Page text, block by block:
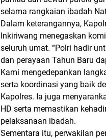
selama rangkaian ibadah
Dalam keterangannya,
Inkiriwang menegaskan
seluruh umat. “Polri hadir
dan perayaan Tahun Baru
Kami mengedepankan
serta koordinasi yang baik
Kapolres. Ia juga
HD serta memastikan
pelaksanaan ibadah.
Sementara itu, perwakilan